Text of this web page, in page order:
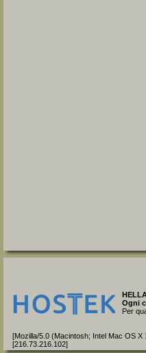
Ogni
Per
[Mozilla/5.0 (Macintosh; Intel Mac OS X
[216.73.216.102]